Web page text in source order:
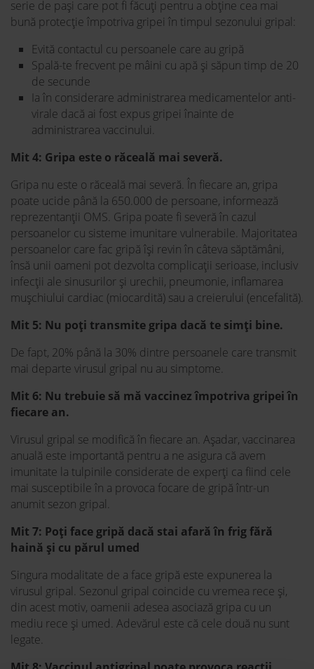
serie de pași care pot fi făcuți pentru a obține cea mai
bună protecție împotriva gripei în timpul sezonului gripal:
Evită contactul cu persoanele care au gripă
Spală-te frecvent pe mâini cu apă și săpun timp de 20
de secunde
Ia în considerare administrarea medicamentelor anti-
virale dacă ai fost expus gripei înainte de
administrarea vaccinului.
Mit 4: Gripa este o răceală mai severă.
Gripa nu este o răceală mai severă. În fiecare an, gripa
poate ucide până la 650.000 de persoane, informează
reprezentanții OMS. Gripa poate fi severă în cazul
persoanelor cu sisteme imunitare vulnerabile. Majoritatea
persoanelor care fac gripă își revin în câteva săptămâni,
însă unii oameni pot dezvolta complicații serioase, inclusiv
infecții ale sinusurilor și urechii, pneumonie, inflamarea
mușchiului cardiac (miocardită) sau a creierului (encefalită).
Mit 5: Nu poți transmite gripa dacă te simți bine.
De fapt, 20% până la 30% dintre persoanele care transmit
mai departe virusul gripal nu au simptome.
Mit 6: Nu trebuie să mă vaccinez împotriva gripei în
fiecare an.
Virusul gripal se modifică în fiecare an. Așadar, vaccinarea
anuală este importantă pentru a ne asigura că avem
imunitate la tulpinile considerate de experți ca fiind cele
mai susceptibile în a provoca focare de gripă într-un
anumit sezon gripal.
Mit 7: Poți face gripă dacă stai afară în frig fără
haină și cu părul umed
Singura modalitate de a face gripă este expunerea la
virusul gripal. Sezonul gripal coincide cu vremea rece și,
din acest motiv, oamenii adesea asociază gripa cu un
mediu rece și umed. Adevărul este că cele două nu sunt
legate.